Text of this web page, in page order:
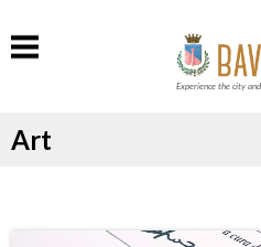
Experience the city
Art